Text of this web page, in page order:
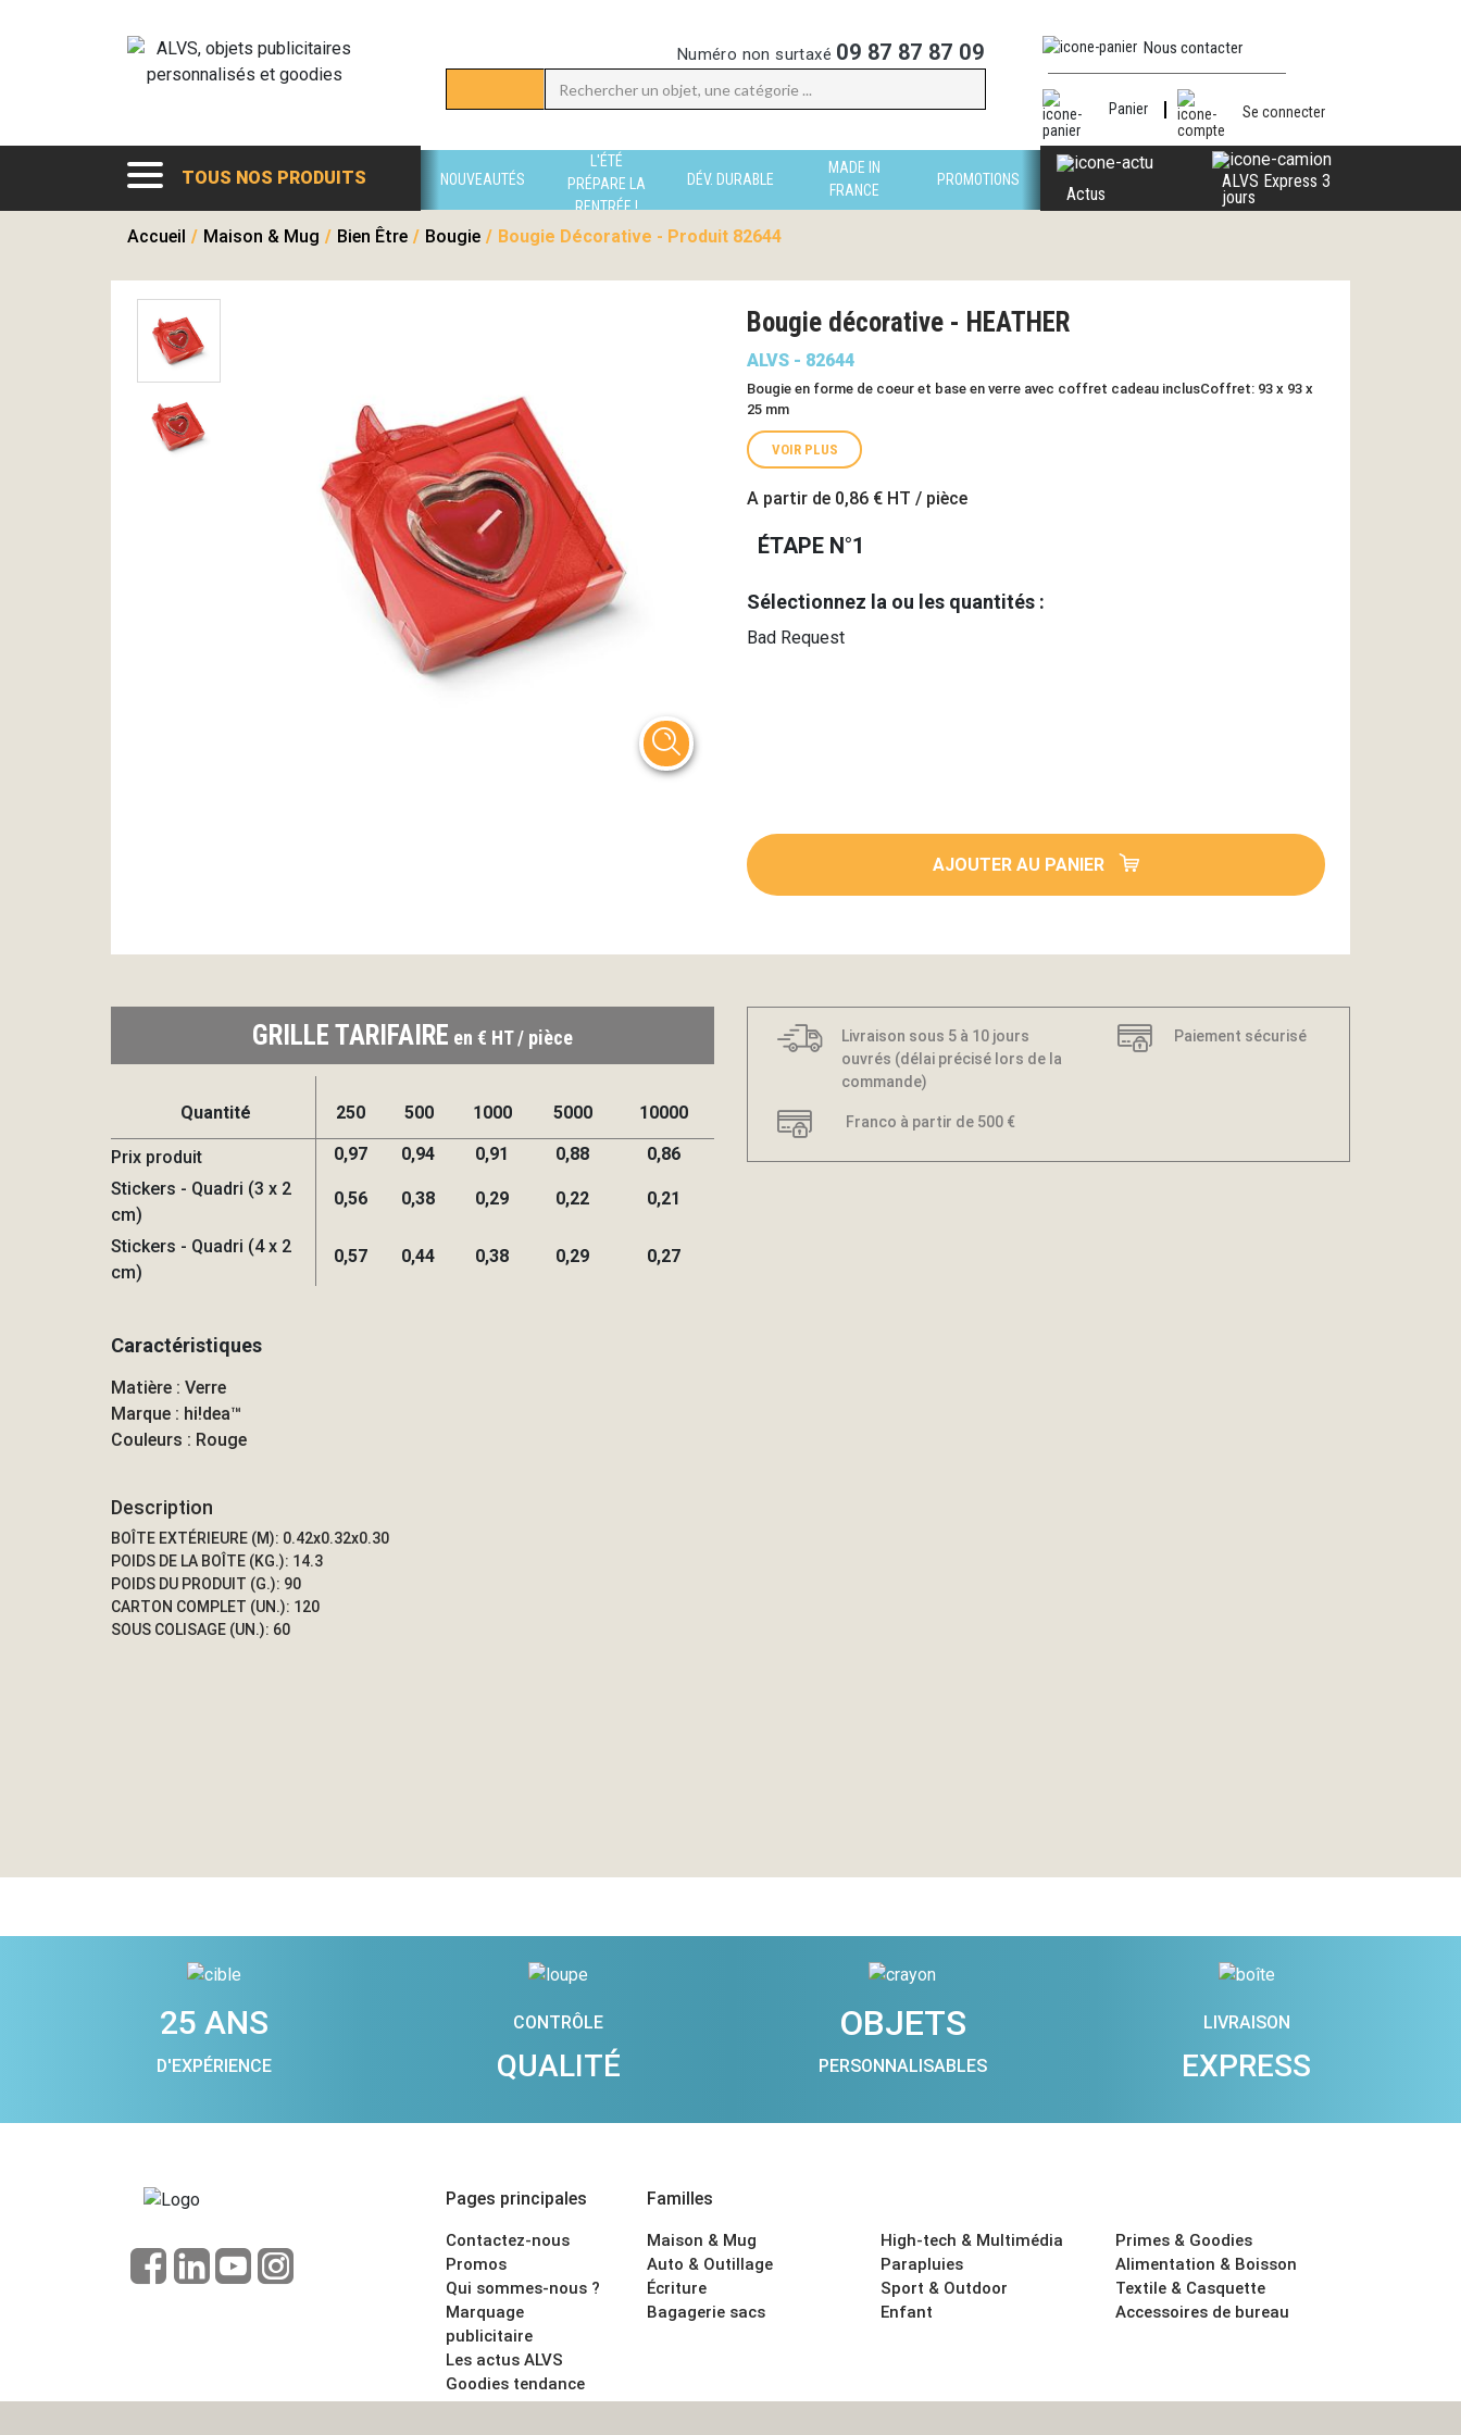
Numéro non surtaxé 09 87 87 87 09 Nous contacter
Panier Se connecter
TOUS NOS PRODUITS NOUVEAUTÉS
L'ÉTÉ
PRÉPARE LA
RENTRÉE !
DÉV. DURABLE
MADE IN
FRANCE
PROMOTIONS
Actus
ALVS Express 3
jours
Accueil / Maison & Mug / Bien Être / Bougie / Bougie Décorative - Produit 82644
Bougie décorative - HEATHER
ALVS - 82644
Bougie en forme de coeur et base en verre avec coffret cadeau inclusCoffret: 93 x 93 x
25 mm
VOIR PLUS
A partir de 0,86 € HT / pièce
ÉTAPE N°1
Sélectionnez la ou les quantités :
Bad Request
AJOUTER AU PANIER
GRILLE TARIFAIRE en € HT / pièce
Quantité 250 500 1000 5000 10000
Prix produit 0,97 0,94 0,91 0,88
0,86
Stickers - Quadri (3 x 2
cm)
0,56 0,38 0,29 0,22 0,21
Stickers - Quadri (4 x 2
cm)
0,57 0,44 0,38 0,29 0,27
Caractéristiques
Matière : Verre
Marque : hi!dea™
Couleurs : Rouge
Description
BOÎTE EXTÉRIEURE (M): 0.42x0.32x0.30
POIDS DE LA BOÎTE (KG.): 14.3
POIDS DU PRODUIT (G.): 90
CARTON COMPLET (UN.): 120
SOUS COLISAGE (UN.): 60
Livraison sous 5 à 10 jours
ouvrés (délai précisé lors de la
commande)
Paiement sécurisé
Franco à partir de 500 €
25 ANS
D'EXPÉRIENCE
CONTRÔLE
QUALITÉ
OBJETS
PERSONNALISABLES
LIVRAISON
EXPRESS
Pages principales
Contactez-nous
Promos
Qui sommes-nous ?
Marquage
publicitaire
Les actus ALVS
Goodies tendance
CGV
Familles
Maison & Mug
Auto & Outillage
Écriture
Bagagerie sacs
High-tech & Multimédia
Parapluies
Sport & Outdoor
Enfant
Primes & Goodies
Alimentation & Boisson
Textile & Casquette
Accessoires de bureau